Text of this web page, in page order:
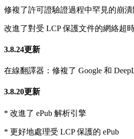
修複了許可證驗證過程中罕見的崩潰
改進了對受 LCP 保護文件的網絡超
3.8.24更新
在線翻譯器：修複了 Google 和
3.8.20更新
* 改進了 ePub 解析引擎
* 更好地處理受 LCP 保護的 ePub